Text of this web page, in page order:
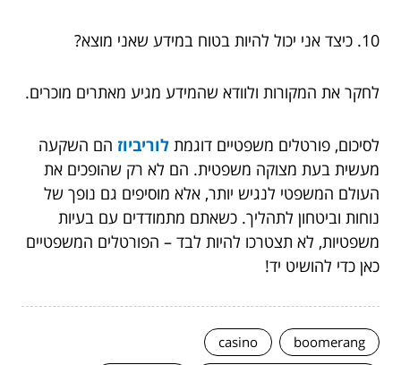
10. כיצד אני יכול להיות בטוח במידע שאני מוצא?
לחקר את המקורות ולוודא שהמידע מגיע מאתרים מוכרים.
לסיכום, פורטלים משפטיים דוגמת לוריביוז הם השקעה
מעשית בעת מצוקה משפטית. הם לא רק שהופכים את
העולם המשפטי לנגיש יותר, אלא מוסיפים גם נופך של
נוחות וביטחון לתהליך. כשאתם מתמודדים עם בעיות
משפטיות, לא תצטרכו להיות לבד – הפורטלים המשפטיים
כאן כדי להושיט יד!
boomerang
casino